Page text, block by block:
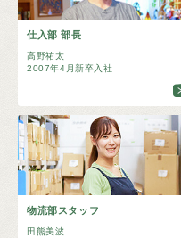
仕入部 部長
高野祐太
2007年4月新卒入社
物流部スタッフ
田熊美波